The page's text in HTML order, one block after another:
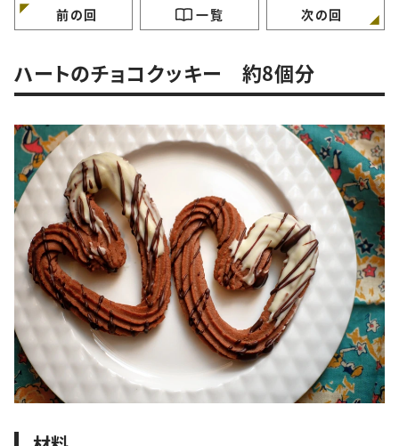
ードマスタード焼きレシ
前の回 一覧 次の回
ハートのチョコクッキー 約8個分